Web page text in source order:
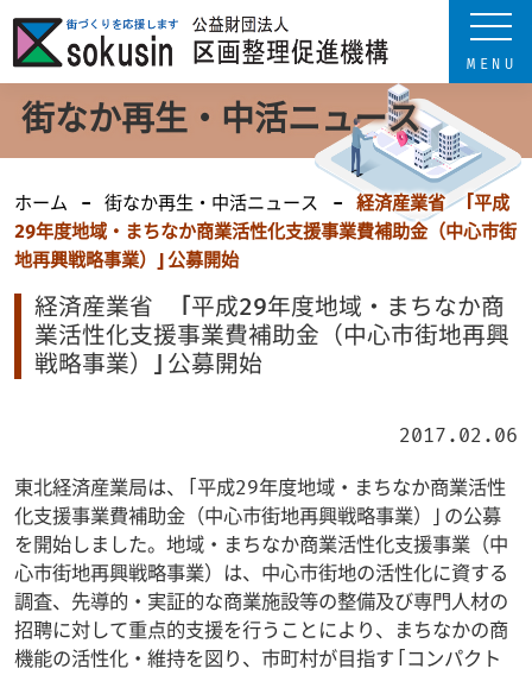
街なか再生・中活ニュース
ホーム 街なか再生・中活ニュース
経済産業省 「平成
29年度地域・まちなか商業活性化支援事業費補助金（中心市街
地再興戦略事業）」公募開始
経済産業省 「平成29年度地域・まちなか商
業活性化支援事業費補助金（中心市街地再興
戦略事業）」公募開始
2017.02.06
東北経済産業局は、「平成29年度地域・まちなか商業活性
化支援事業費補助金（中心市街地再興戦略事業）」の公募
を開始しました。地域・まちなか商業活性化支援事業（中
心市街地再興戦略事業）は、中心市街地の活性化に資する
調査、先導的・実証的な商業施設等の整備及び専門人材の
招聘に対して重点的支援を行うことにより、まちなかの商
機能の活性化・維持を図り、市町村が目指す「コンパクト